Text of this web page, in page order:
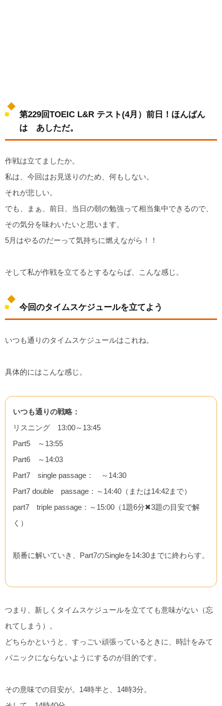
第229回TOEIC L&R テスト(4月）前日！ほんばん
は あしただ。
作戦は立てましたか。
私は、今回はお見送りのため、何もしない。
それが悲しい。
でも、まぁ、前日、当日の朝の勉強って相当集中できるので、
その気分を味わいたいと思います。
5月はやるのだーって気持ちに燃えながら！！
そして私が作戦を立てるとするならば、こんな感じ。
今回のタイムスケジュールを立てよう
いつも通りのタイムスケジュールはこれね。
具体的にはこんな感じ。
いつも通りの戦略：
リスニング 13:00～13:45
Part5 ～13:55
Part6 ～14:03
Part7 single passage： ～14:30
Part7 double passage：～14:40（または14:42まで）
part7 triple passage：～15:00（1題6分✖3題の目安で解
く）
順番に解いていき、Part7のSingleを14:30までに終わらす。
つまり、新しくタイムスケジュールを立てても意味がない（忘
れてしまう）。
どちらかというと、すっごい頑張っているときに、時計をみて
パニックにならないようにするのが目的です。
その意味での目安が。14時半と、14時3分。